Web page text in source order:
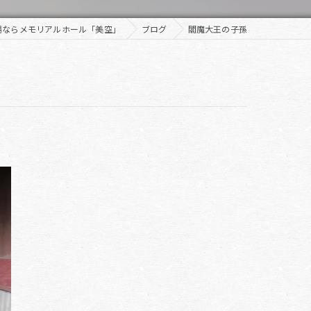
らメモリアルホール「美空」 ブログ 閻魔大王の子孫